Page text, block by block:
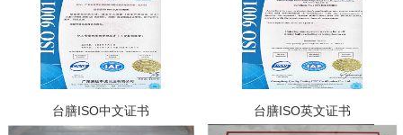
台膳ISO中文证书 台膳ISO英文证书